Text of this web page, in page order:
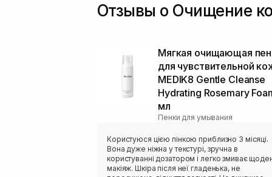
Отзывы о Очищение
Мягкая очищающая
для чувствительной
MEDIK8 Gentle Cleanse
Hydrating Rosemary
мл
Пенки для умывания
Користуюся цією пінкою приблизно 3 місяці.
Вона дуже ніжна у текстурі, зручна в
користуванні дозатором і легко змиває
макіяж. Шкіра після неї гладенька, не